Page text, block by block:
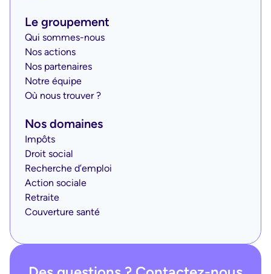
Le groupement
Qui sommes-nous
Nos actions
Nos partenaires
Notre équipe
Où nous trouver ?
Nos domaines
Impôts
Droit social
Recherche d’emploi
Action sociale
Retraite
Couverture santé